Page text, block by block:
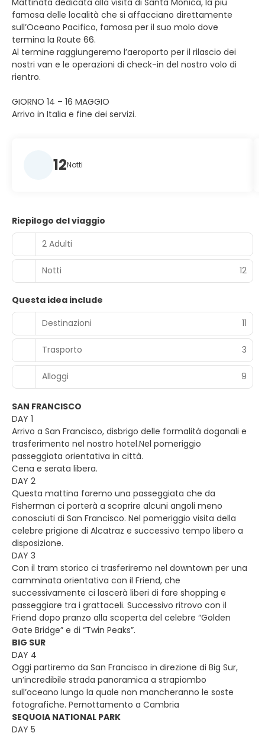
famosa delle località che si affacciano direttamente
sull’Oceano Pacifico, famosa per il suo molo dove
termina la Route 66.
Al termine raggiungeremo l’aeroporto per il rilascio dei
nostri van e le operazioni di check-in del nostro volo di
rientro.
GIORNO 14 – 16 MAGGIO
Arrivo in Italia e fine dei servizi.
12Notti
Riepilogo del viaggio
2 Adulti
Notti 12
Questa idea include
Destinazioni
11
Trasporto 3
Alloggi 9
SAN FRANCISCO
DAY 1
Arrivo a San Francisco, disbrigo delle formalità doganali e
trasferimento nel nostro hotel.Nel pomeriggio
passeggiata orientativa in città.
Cena e serata libera.
DAY 2
Questa mattina faremo una passeggiata che da
Fisherman ci porterà a scoprire alcuni angoli meno
conosciuti di San Francisco. Nel pomeriggio visita della
celebre prigione di Alcatraz e successivo tempo libero a
disposizione.
DAY 3
Con il tram storico ci trasferiremo nel downtown per una
camminata orientativa con il Friend, che
successivamente ci lascerà liberi di fare shopping e
passeggiare tra i grattaceli. Successivo ritrovo con il
Friend dopo pranzo alla scoperta del celebre “Golden
Gate Bridge” e di “Twin Peaks”.
BIG SUR
DAY 4
Oggi partiremo da San Francisco in direzione di Big Sur,
un’incredibile strada panoramica a strapiombo
sull’oceano lungo la quale non mancheranno le soste
fotografiche. Pernottamento a Cambria
SEQUOIA NATIONAL PARK
DAY 5